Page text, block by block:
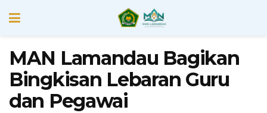
MAN Lamandau Bagikan
Bingkisan Lebaran Guru
dan Pegawai